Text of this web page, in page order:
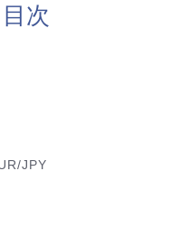
目次
JPY